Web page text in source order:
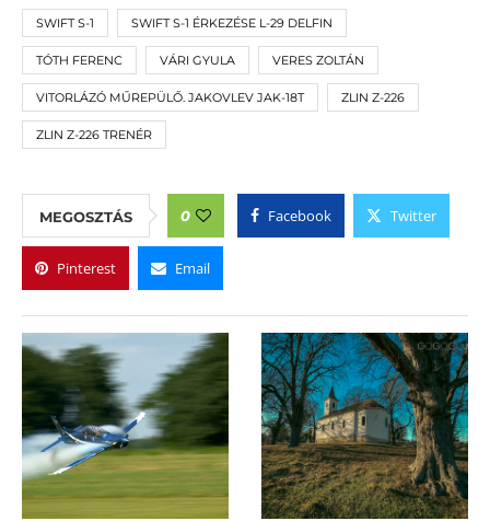
SWIFT S-1 SWIFT S-1 ÉRKEZÉSE L-29 DELFIN
TÓTH FERENC VÁRI GYULA VERES ZOLTÁN
VITORLÁZÓ MŰREPÜLŐ. JAKOVLEV JAK-18T ZLIN Z-226
ZLIN Z-226 TRENÉR
MEGOSZTÁS 0 Facebook Twitter
Pinterest Email